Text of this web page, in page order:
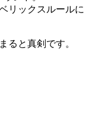
リックスルールに
ると真剣です。